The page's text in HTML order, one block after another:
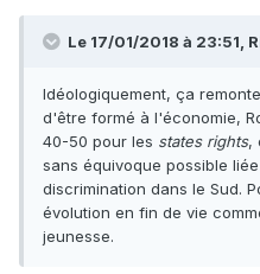
Le 17/01/2018 à 23:51,
Idéologiquement, ça
d'être formé à l'économie,
40-50 pour les states rights,
sans équivoque possible
discrimination dans le Sud.
évolution en fin de vie
jeunesse.